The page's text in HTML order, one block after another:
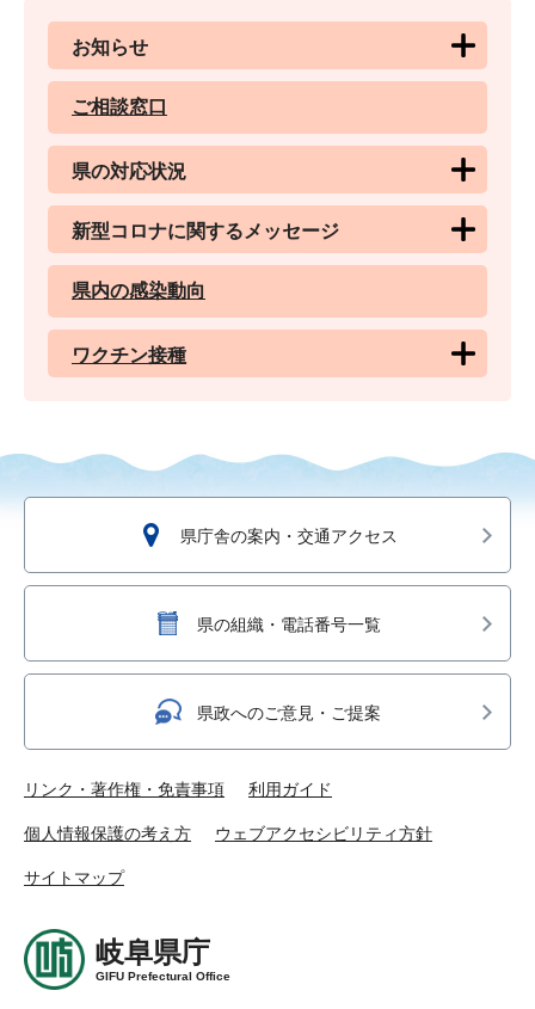
お知らせ
ご相談窓口
県の対応状況
新型コロナに関するメッセージ
県内の感染動向
ワクチン接種
県庁舎の案内・交通アクセス
県の組織・電話番号一覧
県政へのご意見・ご提案
リンク・著作権・免責事項 利用ガイド
個人情報保護の考え方 ウェブアクセシビリティ方針
サイトマップ
岐阜県庁
GIFU Prefectural Office